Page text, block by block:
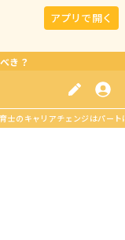
アプリで開く
き？
士のキャリアチェンジはパー